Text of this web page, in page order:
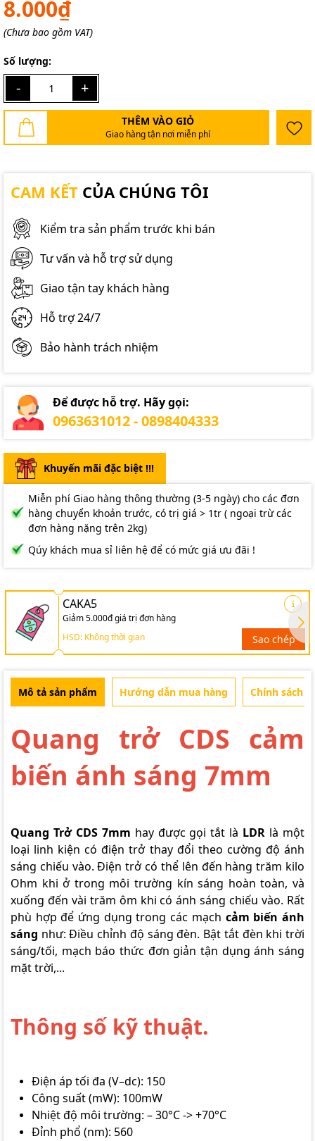
8.000₫
(Chưa bao gồm VAT)
Số lượng:
- +
THÊM VÀO GIỎ
Giao hàng tận nơi miễn phí
CAM KẾT CỦA CHÚNG TÔI
Kiểm tra sản phẩm trước khi bán
Tư vấn và hỗ trợ sử dụng
Giao tận tay khách hàng
Hỗ trợ 24/7
Bảo hành trách nhiệm
Để được hỗ trợ. Hãy gọi:
0963631012 - 0898404333
Khuyến mãi đặc biệt !!!
Miễn phí Giao hàng thông thường (3-5 ngày) cho các đơn
hàng chuyển khoản trước, có trị giá > 1tr ( ngoại trừ các
đơn hàng nặng trên 2kg)
Qúy khách mua sỉ liên hệ để có mức giá ưu đãi !
CAKA5
Giảm 5.000đ giá trị đơn hàng
HSD: Không thời gian
Sao chép
Mô tả sản phẩm Hướng dẫn mua hàng Chính sách
Quang trở CDS cảm
biến ánh sáng 7mm
Quang Trở CDS 7mm hay được gọi tắt là LDR là một
loại linh kiện có điện trở thay đổi theo cường độ ánh
sáng chiếu vào. Điện trở có thể lên đến hàng trăm kilo
Ohm khi ở trong môi trường kín sáng hoàn toàn, và
xuống đến vài trăm ôm khi có ánh sáng chiếu vào. Rất
phù hợp để ứng dụng trong các mạch cảm biến ánh
sáng như: Điều chỉnh độ sáng đèn. Bật tắt đèn khi trời
sáng/tối, mạch báo thức đơn giản tận dụng ánh sáng
mặt trời,...
Thông số kỹ thuật.
Điện áp tối đa (V–dc): 150
Công suất (mW): 100mW
Nhiệt độ môi trường: – 30°C -> +70°C
Đỉnh phổ (nm): 560